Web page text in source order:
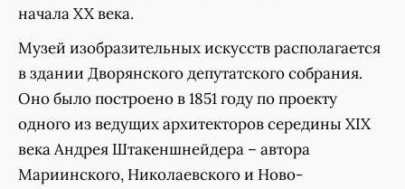
начала XX века.
Музей изобразительных искусств располагается
в здании Дворянского депутатского собрания.
Оно было построено в 1851 году по проекту
одного из ведущих архитекторов середины XIX
века Андрея Штакеншнейдера – автора
Мариинского, Николаевского и Ново-